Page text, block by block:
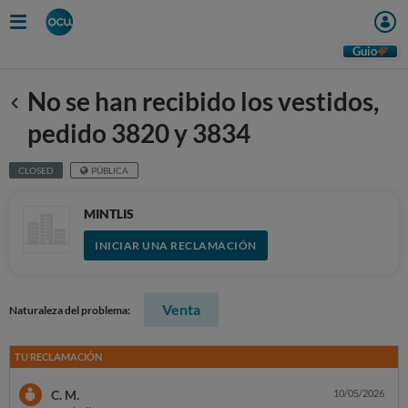
Guio
Anterior
No se han recibido los vestidos,
pedido 3820 y 3834
CLOSED PÚBLICA
MINTLIS
INICIAR UNA RECLAMACIÓN
Naturaleza del problema: Venta
TU RECLAMACIÓN
C. M. 10/05/2026